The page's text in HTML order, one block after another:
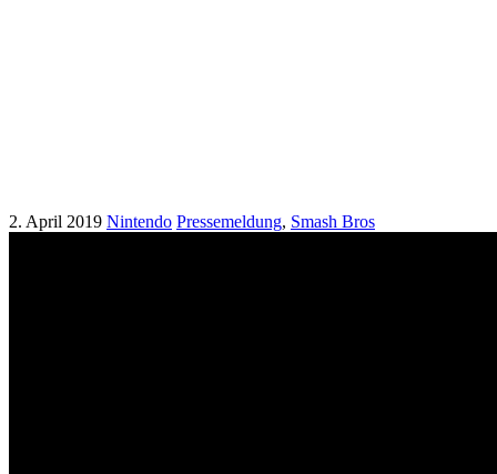
2. April 2019 Nintendo Pressemeldung, Smash Bros